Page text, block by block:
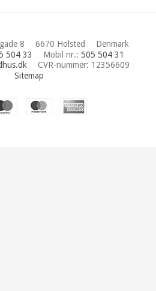
8 6670 Holsted
Denmark
504 33 Mobil nr.: 505 504 31
CVR-nummer: 12356609
Sitemap